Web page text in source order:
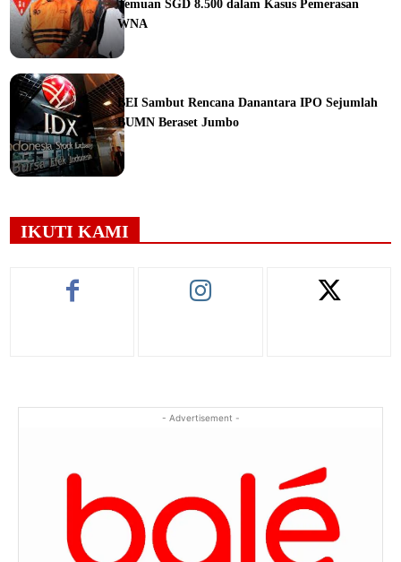
Temuan SGD 8.500 dalam Kasus Pemerasan
WNA
BEI Sambut Rencana Danantara IPO Sejumlah
BUMN Beraset Jumbo
IKUTI KAMI
- Advertisement -